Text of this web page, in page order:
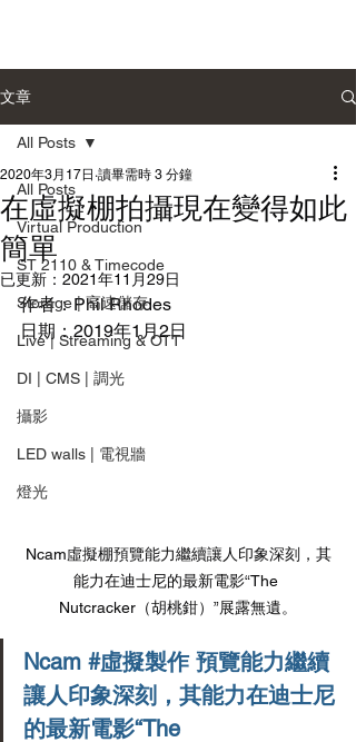
2
陣
列
統
Module
Enclosure
模
擴
充
文章
All Posts
Virtual Production
ST 2110 & Timecode
Storage | 高速儲存
Live | Streaming & OTT
DI | CMS | 調光
攝影
LED walls | 電視牆
燈光
All Posts
在虛擬棚拍攝現在變得如此
簡單
2020年3月17日 讀畢需時 3 分鐘
已更新： 2021年11月29日
作者：Phil Rhodes
日期：2019年1月2日
Ncam虛擬棚預覽能力繼續讓人印象深刻，其
能力在迪士尼的最新電影“The
Nutcracker（胡桃鉗）”展露無遺。
Ncam #虛擬製作 預覽能力繼續
讓人印象深刻，其能力在迪士尼
的最新電影“The